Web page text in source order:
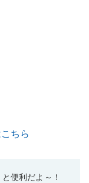
ちら
便利だよ～！